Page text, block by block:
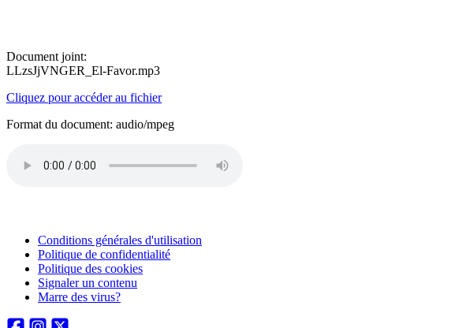
Document joint:
LLzsJjVNGER_El-Favor.mp3
Cliquez pour accéder au fichier
Format du document: audio/mpeg
Conditions générales d'utilisation
Politique de confidentialité
Politique des cookies
Signaler un contenu
Marre des virus?